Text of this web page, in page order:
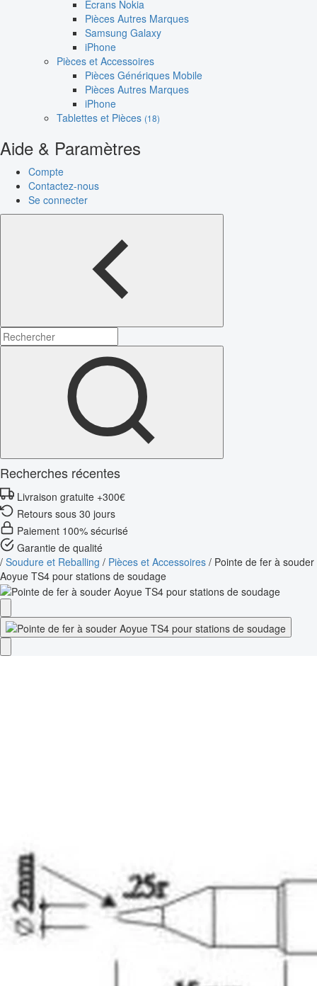
Écrans Nokia
Pièces Autres Marques
Samsung Galaxy
iPhone
Pièces et Accessoires
Pièces Génériques Mobile
Pièces Autres Marques
iPhone
Tablettes et Pièces (18)
Aide & Paramètres
Compte
Contactez-nous
Se connecter
Recherches récentes
Livraison gratuite +300€
Retours sous 30 jours
Paiement 100% sécurisé
Garantie de qualité
/ Soudure et Reballing / Pièces et Accessoires / Pointe de fer à souder
Aoyue TS4 pour stations de soudage